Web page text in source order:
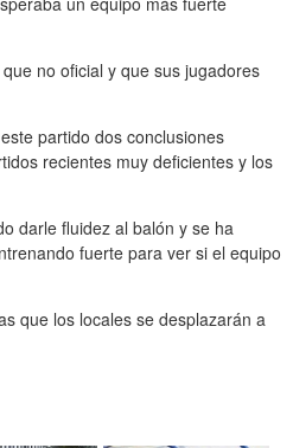
no oficial y que sus jugadores
partido dos conclusiones
recientes muy deficientes y los
darle fluidez al balón y se ha
fuerte para ver si el equipo
que los locales se desplazarán a